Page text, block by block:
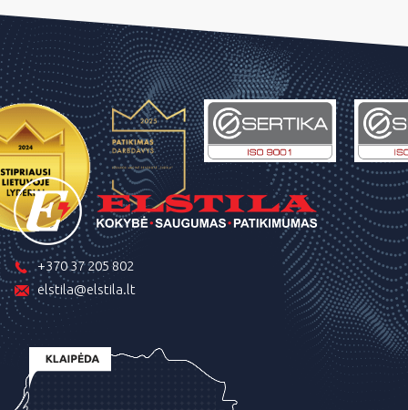
+370 37 205 802
elstila@elstila.lt